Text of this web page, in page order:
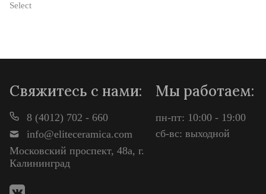
Просмотр
Select
Свяжитесь с нами:
8 (4012) 702 - 660
info@eliteceramica.com
Московский проспект, 48а, г.
Калининград
Мы работаем:
пн-пт: 10:00 - 19:00
сб-вс: выходной